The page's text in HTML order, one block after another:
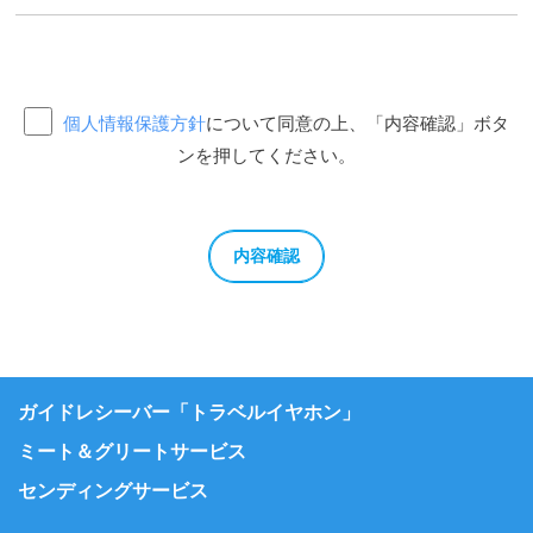
個人情報保護方針について同意の上、「内容確認」ボタ
ンを押してください。
ガイドレシーバー「トラベルイヤホン」
ミート＆グリートサービス
センディングサービス